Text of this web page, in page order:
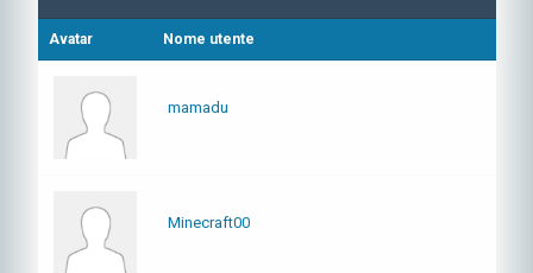
Avatar Nome utente
mamadu
Minecraft00